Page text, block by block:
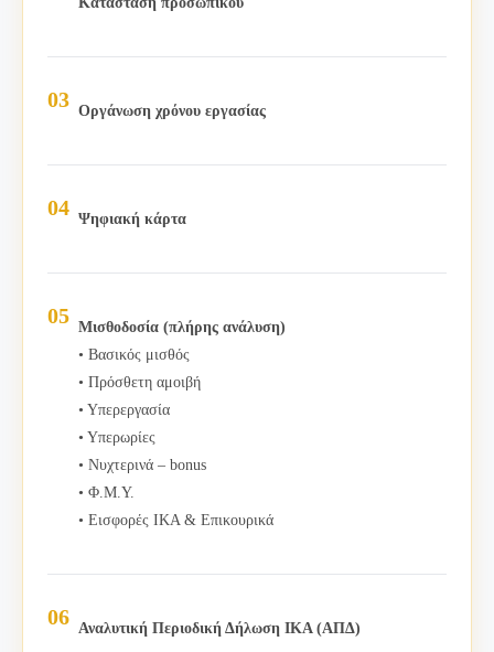
Οργάνωση χρόνου εργασίας
Ψηφιακή κάρτα
Μισθοδοσία (πλήρης ανάλυση)
• Βασικός μισθός
• Πρόσθετη αμοιβή
• Υπερεργασία
• Υπερωρίες
• Νυχτερινά – bonus
• Φ.Μ.Υ.
• Εισφορές ΙΚΑ & Επικουρικά
Αναλυτική Περιοδική Δήλωση ΙΚΑ (ΑΠΔ)